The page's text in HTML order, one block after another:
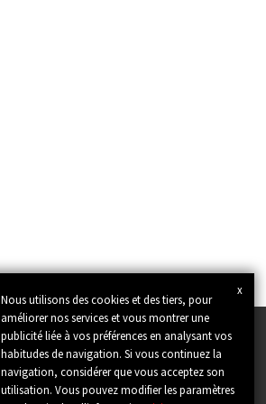
x
Nous utilisons des cookies et des tiers, pour
améliorer nos services et vous montrer une
publicité liée à vos préférences en analysant vos
habitudes de navigation. Si vous continuez la
navigation, considérer que vous acceptez son
utilisation. Vous pouvez modifier les paramètres
